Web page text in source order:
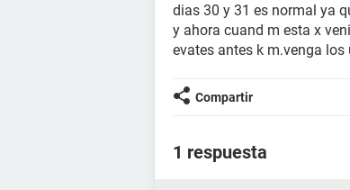
dias 30 y 31 es normal ya
y ahora cuand m esta x
evates antes k m.venga
Compartir
1 respuesta